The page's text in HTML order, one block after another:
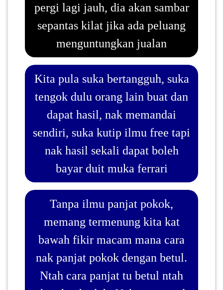
pergi lagi jauh, dia akan sambar
sepantas kilat jika ada peluang
menguntungkan jualan
Kita pula suka bertangguh, suka
tengok dulu orang lain buat dan
dapat hasil, nak memandai
sendiri, suka kutip ilmu free tapi
nak hasil sekali dapat boleh
bayar duit muka ferrari
Tanpa ilmu panjat pokok,
memang termenung kita kat
bawah fikir macam mana cara
nak panjat pokok dengan betul.
Ntah cara panjat tu betul ntah